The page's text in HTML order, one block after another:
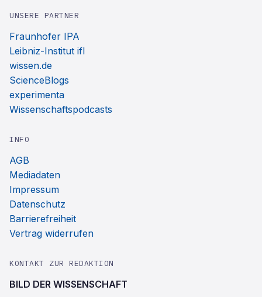
UNSERE PARTNER
Fraunhofer IPA
Leibniz-Institut ifl
wissen.de
ScienceBlogs
experimenta
Wissenschaftspodcasts
INFO
AGB
Mediadaten
Impressum
Datenschutz
Barrierefreiheit
Vertrag widerrufen
KONTAKT ZUR REDAKTION
BILD DER WISSENSCHAFT